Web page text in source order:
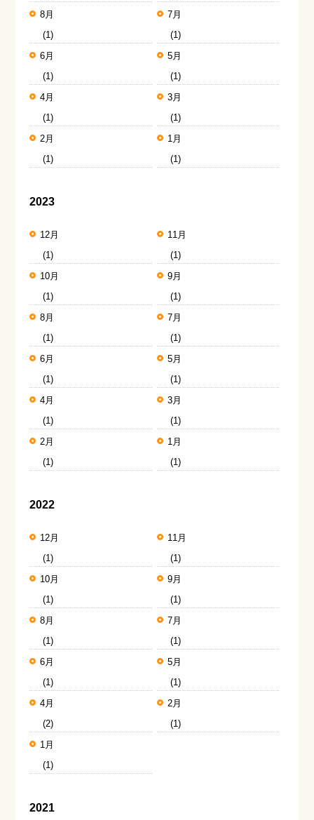
8月
(1)
7月
(1)
6月
(1)
5月
(1)
4月
(1)
3月
(1)
2月
(1)
1月
(1)
2023
12月
(1)
11月
(1)
10月
(1)
9月
(1)
8月
(1)
7月
(1)
6月
(1)
5月
(1)
4月
(1)
3月
(1)
2月
(1)
1月
(1)
2022
12月
(1)
11月
(1)
10月
(1)
9月
(1)
8月
(1)
7月
(1)
6月
(1)
5月
(1)
4月
(2)
2月
(1)
1月
(1)
2021